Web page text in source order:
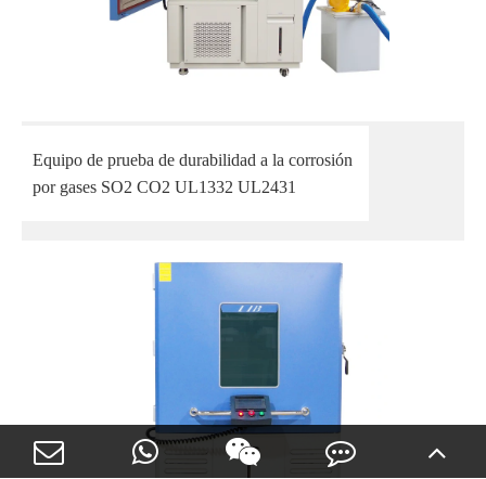
Equipo de prueba de durabilidad a la corrosión
por gases SO2 CO2 UL1332 UL2431